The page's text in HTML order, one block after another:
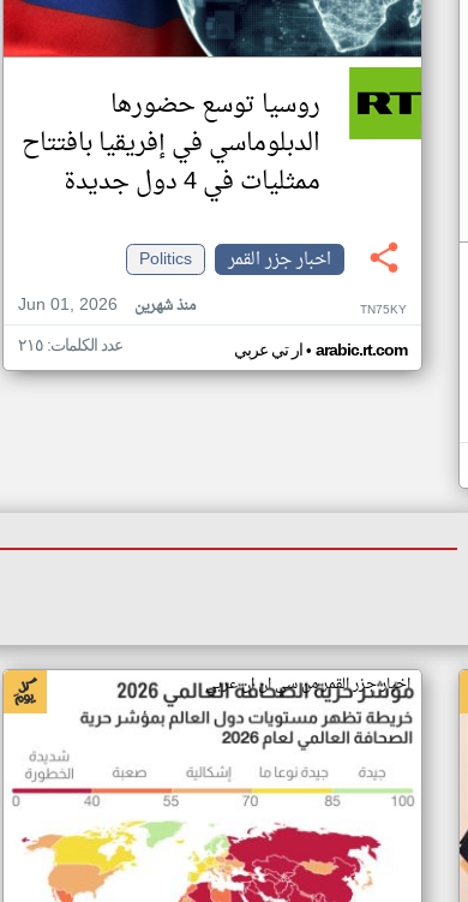
روسيا توسع حضورها
الدبلوماسي في إفريقيا بافتتاح
ممثليات في 4 دول جديدة
اخبار جزر القمر
Politics
Jun 01, 2026
منذ شهرين TN75KY
ار تي عربي• arabic.rt.com عدد الكلمات: ٢١٥
اخبار جزر القمر من سي ان ان عربي